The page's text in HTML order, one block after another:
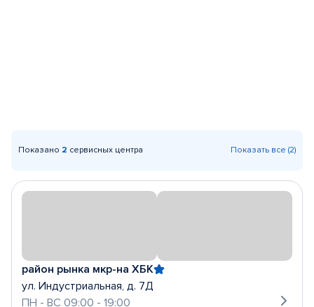
Показано 2 сервисных центра Показать все (2)
район рынка мкр-на ХБК
ул. Индустриальная, д. 7Д
ПН - ВС 09:00 - 19:00